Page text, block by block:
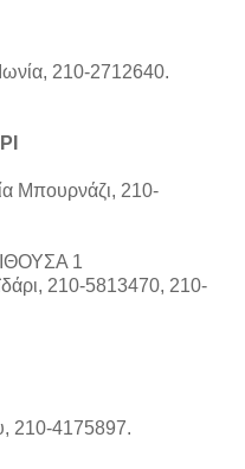
210-2712640.
Μπουρνάζι, 210-
1
210-5813470, 210-
210-4175897.